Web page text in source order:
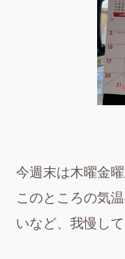
今週末は木曜金
このところの気
いなど、我慢し